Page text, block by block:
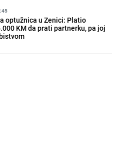
optužnica u Zenici: Platio
KM da prati partnerku, pa joj